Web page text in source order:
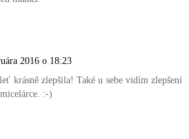
2016 o 18:23
krásně zlepšila! Také u sebe vidím zlepšení
:-)